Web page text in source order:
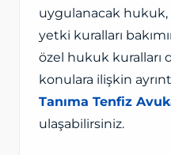
uygulanacak
yetki kuralları
özel hukuk kuralları
konulara ilişkin
Tanıma Tenfiz
ulaşabilirsiniz.